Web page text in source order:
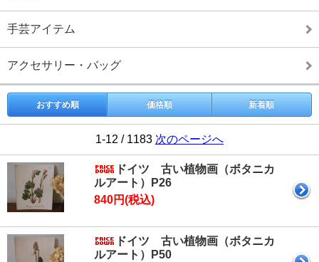
手芸アイテム
アクセサリー・バッグ
おすすめ順 価格順 新着順
1-12 / 1183 次のページへ
ドイツ 古い植物画（ボタニカ
ルアート）P26
840円(税込)
ドイツ 古い植物画（ボタニカ
ルアート）P50